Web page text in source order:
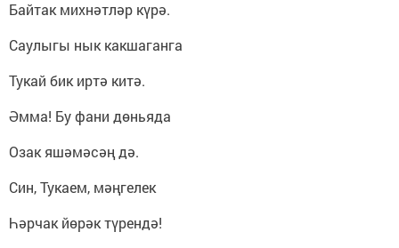
Байтак михнәтләр күрә.
Саулыгы нык какшаганга
Тукай бик иртә китә.
Әмма! Бу фани дөньяда
Озак яшәмәсәң дә.
Син, Тукаем, мәңгелек
Һәрчак йөрәк түрендә!